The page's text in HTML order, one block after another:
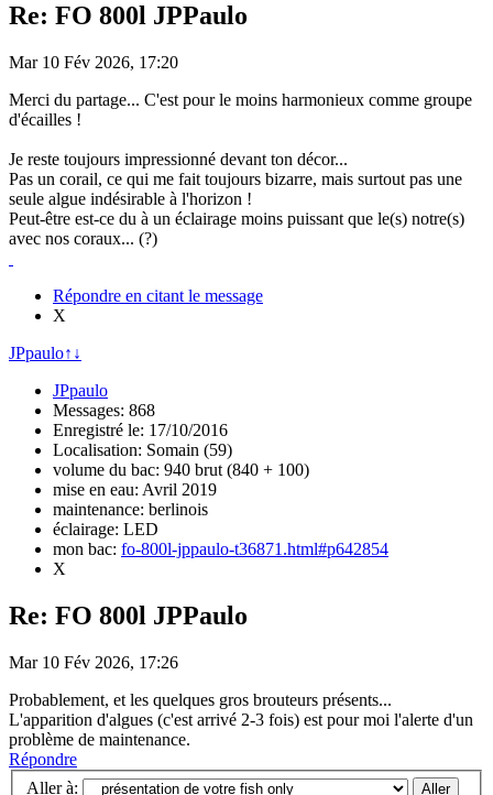
Re: FO 800l JPPaulo
Mar 10 Fév 2026, 17:20
Merci du partage... C'est pour le moins harmonieux comme groupe
d'écailles !
Je reste toujours impressionné devant ton décor...
Pas un corail, ce qui me fait toujours bizarre, mais surtout pas une
seule algue indésirable à l'horizon !
Peut-être est-ce du à un éclairage moins puissant que le(s) notre(s)
avec nos coraux... (?)
Répondre en citant le message
X
JPpaulo↑ ↓
JPpaulo
Messages: 868
Enregistré le: 17/10/2016
Localisation: Somain (59)
volume du bac: 940 brut (840 + 100)
mise en eau: Avril 2019
maintenance: berlinois
éclairage: LED
mon bac: fo-800l-jppaulo-t36871.html#p642854
X
Re: FO 800l JPPaulo
Mar 10 Fév 2026, 17:26
Probablement, et les quelques gros brouteurs présents...
L'apparition d'algues (c'est arrivé 2-3 fois) est pour moi l'alerte d'un
problème de maintenance.
Répondre
Aller à: